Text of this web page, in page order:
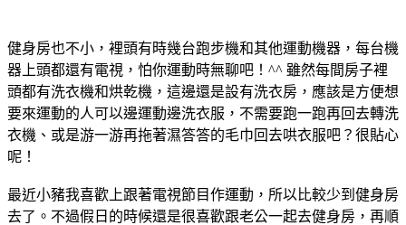
健身房也不小，裡頭有時幾台跑步機和其他運動機器，每台機
器上頭都還有電視，怕你運動時無聊吧！^^ 雖然每間房子裡
頭都有洗衣機和烘乾機，這邊還是設有洗衣房，應該是方便想
要來運動的人可以邊運動邊洗衣服，不需要跑一跑再回去轉洗
衣機、或是游一游再拖著濕答答的毛巾回去哄衣服吧？很貼心
呢！
最近小豬我喜歡上跟著電視節目作運動，所以比較少到健身房
去了。不過假日的時候還是很喜歡跟老公一起去健身房，再順